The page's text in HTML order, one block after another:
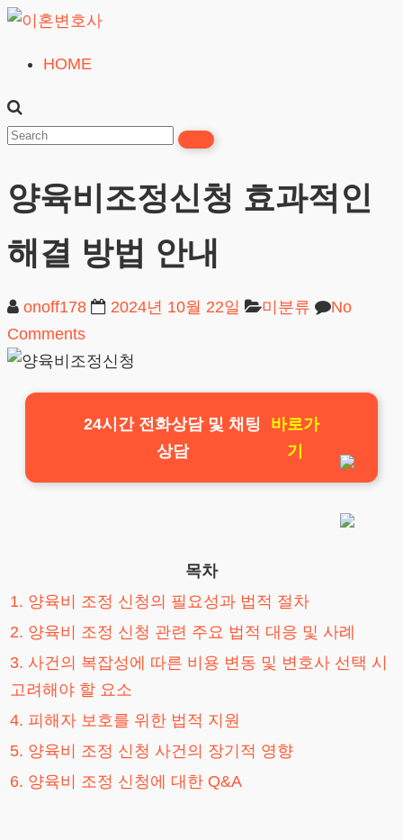
Skip
content
혼
변
사
HOME
양육비조정신청 효과적인
해결 방법 안내
onoff178 2024년 10월 22일 미분류
No
Comments
24시간 전화상담 및 채팅
상담
바로가
기
목차
1. 양육비 조정 신청의 필요성과 법적 절차
2. 양육비 조정 신청 관련 주요 법적 대응 및 사례
3. 사건의 복잡성에 따른 비용 변동 및 변호사 선택 시
고려해야 할 요소
4. 피해자 보호를 위한 법적 지원
5. 양육비 조정 신청 사건의 장기적 영향
6. 양육비 조정 신청에 대한 Q&A